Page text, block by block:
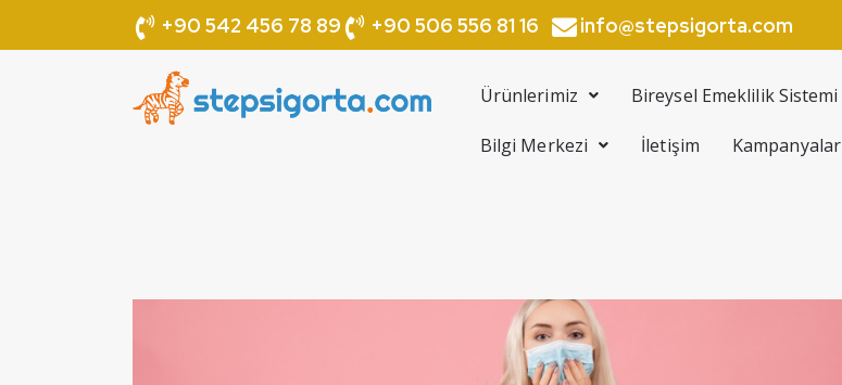
+90 542 456 78 89 +90 506 556 81 16 info@stepsigorta.com
Ürünlerimiz Bireysel Emeklilik Sistemi
Bilgi Merkezi İletişim Kampanyalar